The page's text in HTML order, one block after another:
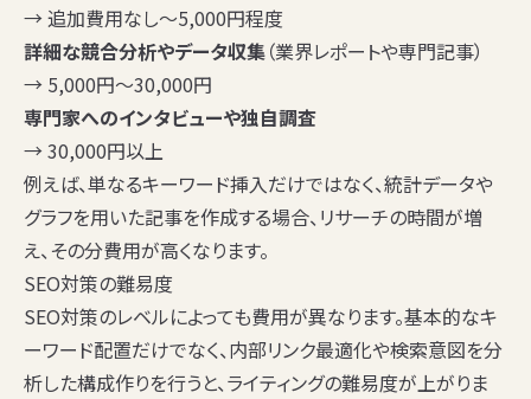
→ 追加費用なし〜5,000円程度
詳細な競合分析やデータ収集（業界レポートや専門記事）
→ 5,000円〜30,000円
専門家へのインタビューや独自調査
→ 30,000円以上
例えば、単なるキーワード挿入だけではなく、統計データや
グラフを用いた記事を作成する場合、リサーチの時間が増
え、その分費用が高くなります。
SEO対策の難易度
SEO対策のレベルによっても費用が異なります。基本的なキ
ーワード配置だけでなく、内部リンク最適化や検索意図を分
析した構成作りを行うと、ライティングの難易度が上がりま